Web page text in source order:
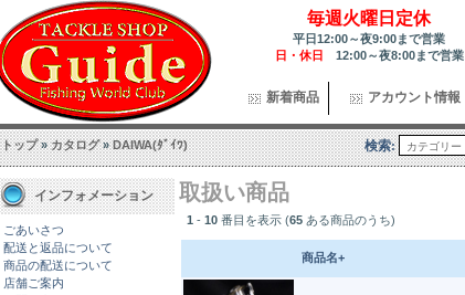
毎週火曜日定休
平日12:00～夜9:00まで営業
日・休日 12:00～夜8:00まで営業
新着商品 アカウント情報
トップ»カタログ»DAIWA(ﾀﾞｲﾜ) 検索:
インフォメーション
ごあいさつ
配送と返品について
商品の配送について
店舗ご案内
取扱い商品
1 - 10 番目を表示 (65 ある商品のうち)
商品名+